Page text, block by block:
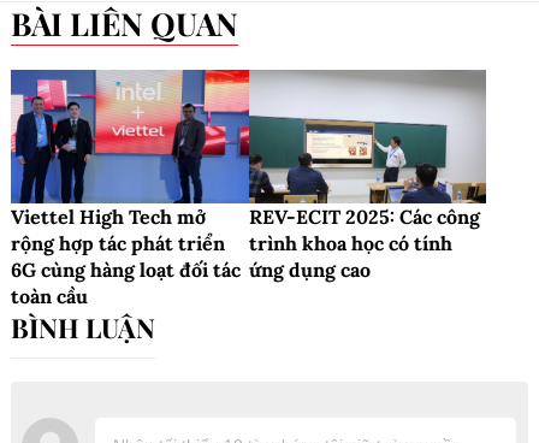
BÀI LIÊN QUAN
Viettel High Tech mở
rộng hợp tác phát triển
6G cùng hàng loạt đối tác
toàn cầu
REV-ECIT 2025: Các công
trình khoa học có tính
ứng dụng cao